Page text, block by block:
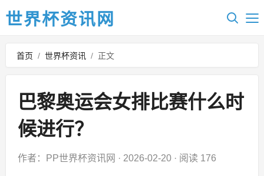
世界杯资讯网
首页 / 世界杯资讯 / 正文
巴黎奥运会女排比赛什么时
候进行？
作者：PP世界杯资讯网 · 2026-02-20· 阅读 176